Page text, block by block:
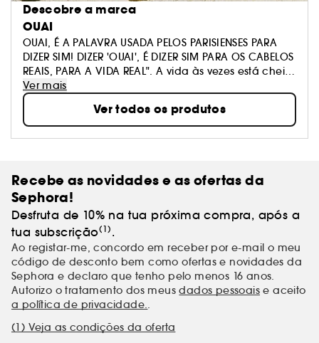
Descobre a marca
OUAI
OUAI, É A PALAVRA USADA PELOS PARISIENSES PARA
DIZER SIM! DIZER 'OUAI', É DIZER SIM PARA OS CABELOS
REAIS, PARA A VIDA REAL". A vida às vezes está cheia
de obstáculos, é por isso que acreditamos que a
beleza deve ser fácil. Seu banheiro está prestes a se
tornar muito chique.
Ver mais
Ver todos os produtos
Recebe as novidades e as ofertas da
Sephora!
Desfruta de 10% na tua próxima compra, após a
tua subscrição(1) .
Ao registar-me, concordo em receber por e-mail o meu
código de desconto bem como ofertas e novidades da
Sephora e declaro que tenho pelo menos 16 anos.
Autorizo o tratamento dos meusdados pessoais e aceito
a política de privacidade..
(1) Veja as condições da oferta